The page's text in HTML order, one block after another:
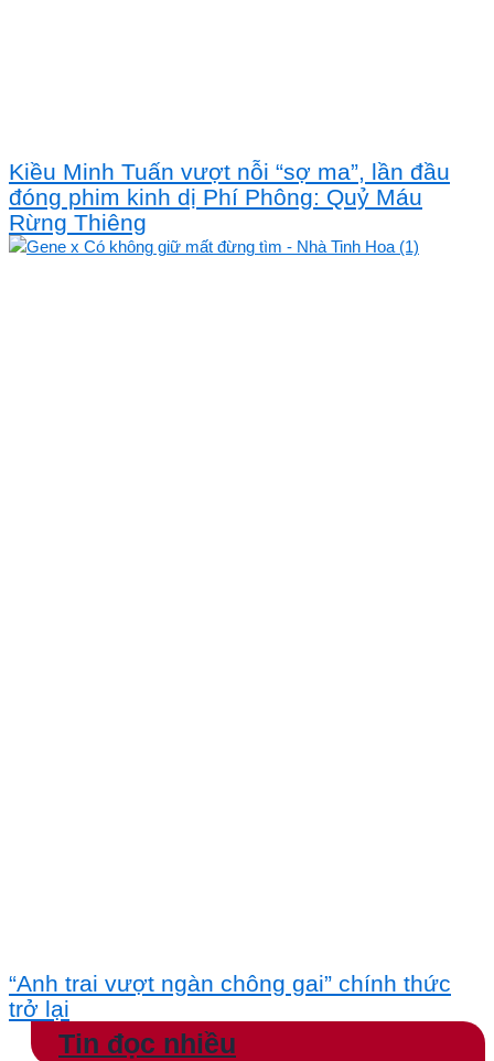
Kiều Minh Tuấn vượt nỗi “sợ ma”, lần đầu
đóng phim kinh dị Phí Phông: Quỷ Máu
Rừng Thiêng
“Anh trai vượt ngàn chông gai” chính thức
trở lại
Tin đọc nhiều